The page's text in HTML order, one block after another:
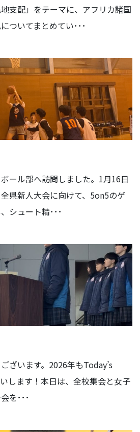
地支配」をテーマに、アフリカ諸国
ついてまとめてい･･･
ール部へ訪問しました。1月16日
全県新人大会に向けて、5on5のゲ
シュート精･･･
ざいます。2026年もToday’s
します！本日は、全校集会と女子
を･･･